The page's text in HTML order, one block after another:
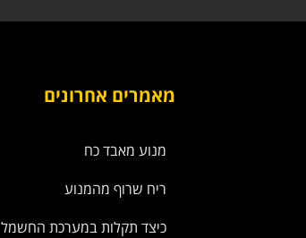
מאמרים אחרונים
מנוע מאבד כח
ריח שרוף מהמנוע
כיצד תקלות במערכת החשמל